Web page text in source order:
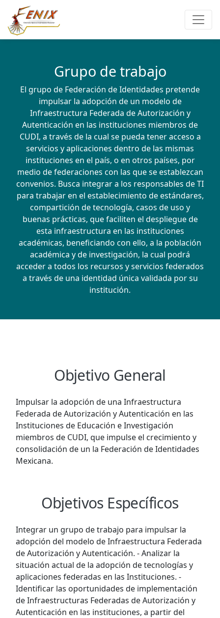
Grupo de trabajo
El grupo de Federación de Identidades pretende
impulsar la adopción de un modelo de
Infraestructura Federada de Autorización y
Autenticación en las instituciones miembros de
CUDI, a través de la cual se pueda tener acceso a
servicios y aplicaciones dentro de las mismas
instituciones en el país, o en otros países, por
medio de federaciones con las que se establezcan
convenios. Busca integrar a los responsables de TI
para trabajar en el establecimiento de estándares,
compartición de tecnología, casos de uso y
buenas prácticas, que faciliten el despliegue de
esta infraestructura en las instituciones
académicas, beneficiando con ello, a la población
académica y de investigación, la cual podrá
acceder a todos los recursos y servicios federados
a través de una identidad única validada por su
institución.
Objetivo General
Impulsar la adopción de una Infraestructura
Federada de Autorización y Autenticación en las
Instituciones de Educación e Investigación
miembros de CUDI, que impulse el crecimiento y
consolidación de un la Federación de Identidades
Mexicana.
Objetivos Específicos
Integrar un grupo de trabajo para impulsar la
adopción del modelo de Infraestructura Federada
de Autorización y Autenticación. - Analizar la
situación actual de la adopción de tecnologías y
aplicaciones federadas en las Instituciones. -
Identificar las oportunidades de implementación
de Infraestructuras Federadas de Autorización y
Autenticación en las instituciones, a partir del